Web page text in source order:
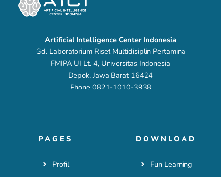
Artificial Intelligence Center Indonesia
Gd. Laboratorium Riset Multidisiplin Pertamina
FMIPA UI Lt. 4, Universitas Indonesia
Depok, Jawa Barat 16424
Phone 0821-1010-3938
PAGES
Profil
DOWNLOAD
Fun Learning